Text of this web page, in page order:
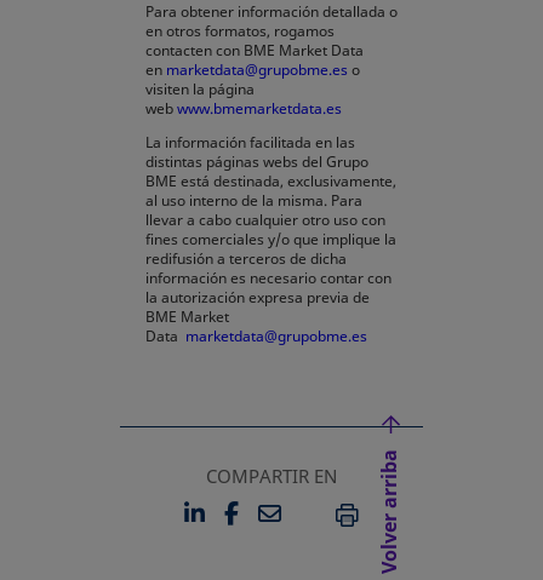
Para obtener información detallada o
en otros formatos, rogamos
contacten con BME Market Data
en marketdata@grupobme.es o
visiten la página
webwww.bmemarketdata.es
La información facilitada en las
distintas páginas webs del Grupo
BME está destinada, exclusivamente,
al uso interno de la misma. Para
llevar a cabo cualquier otro uso con
fines comerciales y/o que implique la
redifusión a terceros de dicha
información es necesario contar con
la autorización expresa previa de
BME Market
Data marketdata@grupobme.es
COMPARTIR EN
LINKEDIN
SE ABRE EN UNA PESTAÑA
FACEBOOK
SE ABRE EN UNA
EMAILIMPRIMIR
Volver arriba